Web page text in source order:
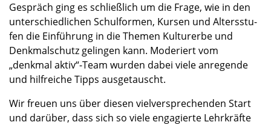
Gespräch ging es schließ­lich um die Frage, wie in den
unter­schied­li­chen Schul­for­men, Kursen und Alters­stu­
fen die Einfüh­rung in die Themen Kultur­erbe und
Denkmal­schutz gelin­gen kann. Moderiert vom
„denkmal aktiv“-Team wurden dabei viele anregende
und hilfrei­che Tipps ausge­tauscht.
Wir freuen uns über diesen vielver­spre­chen­den Start
und darüber, dass sich so viele engagierte Lehrkräfte